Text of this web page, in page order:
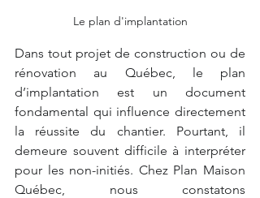
Le plan d'implantation
Dans tout projet de construction ou de
rénovation au Québec, le plan
d’implantation est un document
fondamental qui influence directement
la réussite du chantier. Pourtant, il
demeure souvent difficile à interpréter
pour les non-initiés. Chez Plan Maison
Québec, nous constatons